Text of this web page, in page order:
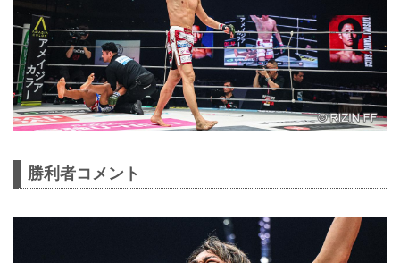
勝利者コメント